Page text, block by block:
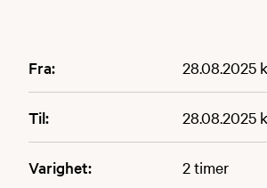
Fra: 28.08.2025
Til: 28.08.2025
Varighet: 2 timer